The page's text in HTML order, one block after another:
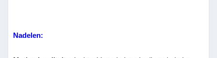
Nadelen: